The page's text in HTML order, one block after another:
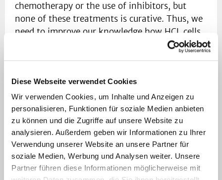
Diese Webseite verwendet Cookies
Wir verwenden Cookies, um Inhalte und Anzeigen zu
personalisieren, Funktionen für soziale Medien anbieten
zu können und die Zugriffe auf unsere Website zu
analysieren. Außerdem geben wir Informationen zu Ihrer
Verwendung unserer Website an unsere Partner für
soziale Medien, Werbung und Analysen weiter. Unsere
Partner führen diese Informationen möglicherweise mit
chemotherapy or the use of inhibitors, but
none of these treatments is curative. Thus, we
need to improve our knowledge how HCL cells
survive and persist, even under successful
be targeted to disrupt the HCL life cycle. These
features may be enclosed in the tumor cells
themselves, but potentially also hidden in their
interaction with the surrounding tissue. To
detect such features, we compare HCL cells to
their normal B cell counterpart, identify the
specific perturbations and survival strategies
that caused malignant outgrowth, and then